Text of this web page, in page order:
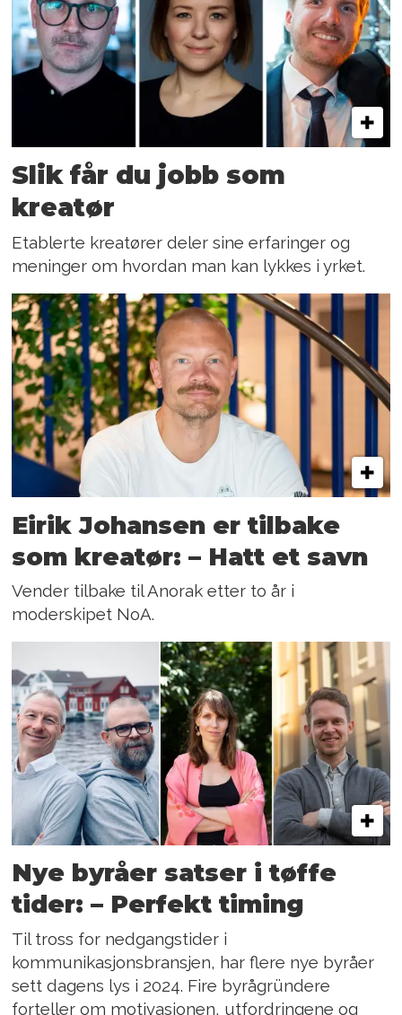
Slik får du jobb som
kreatør
Etablerte kreatører deler sine erfaringer og
meninger om hvordan man kan lykkes i yrket.
Eirik Johansen er tilbake
som kreatør: – Hatt et savn
Vender tilbake til Anorak etter to år i
moderskipet NoA.
Nye byråer satser i tøffe
tider: – Perfekt timing
Til tross for nedgangstider i
kommunikasjonsbransjen, har flere nye byråer
sett dagens lys i 2024. Fire byrågründere
forteller om motivasjonen, utfordringene og